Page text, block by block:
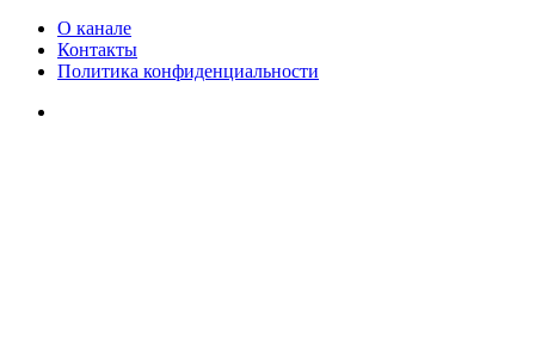
О канале
Контакты
Политика конфиденциальности